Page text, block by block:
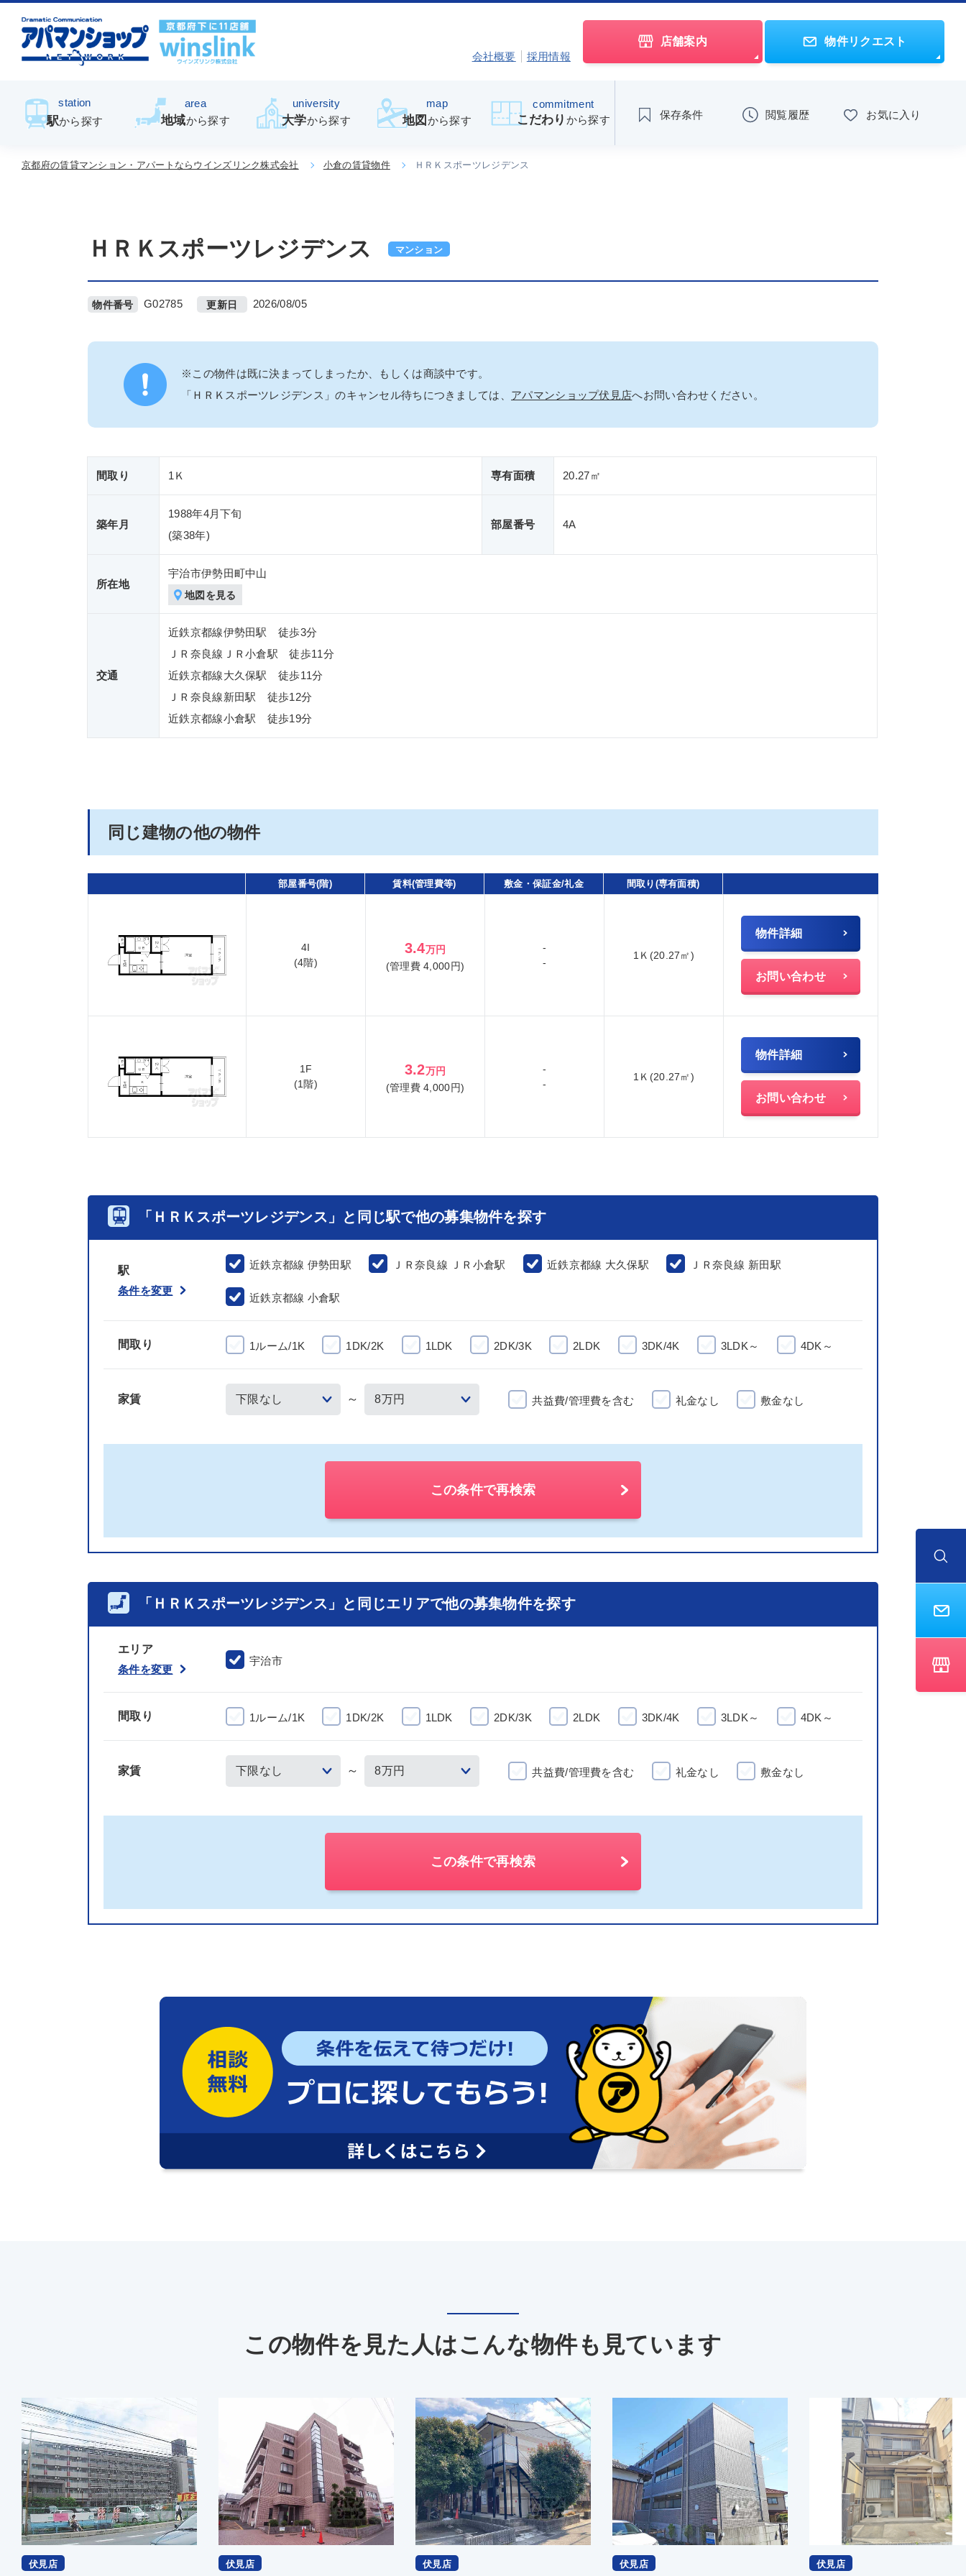
会社概要 採用情報
店舗案内 物件リクエスト
station
駅から探す
area
地域から探す
university
大学から探す
map
地図 から探す
commitment
こだわり から探す 保存条件 閲覧履歴 お気に入り
京都府の賃貸マンション・アパートならウインズリンク株式会社 小倉の賃貸物件 ＨＲＫスポーツレジデンス
マンション
ＨＲＫスポーツレジデンス
物件番号 G02785 更新日 2026/08/05
※この物件は既に決まってしまったか、もしくは商談中です。
「ＨＲＫスポーツレジデンス」のキャンセル待ちにつきましては、 アパマンショップ伏見店へお問い合わせください。
間取り 1Ｋ 専有面積 20.27㎡
築年月
1988年4月下旬
(築38年)
部屋番号 4A
所在地
宇治市伊勢田町中山
地図を見る
交通
近鉄京都線伊勢田駅 徒歩3分
ＪＲ奈良線ＪＲ小倉駅 徒歩11分
近鉄京都線大久保駅 徒歩11分
ＪＲ奈良線新田駅 徒歩12分
近鉄京都線小倉駅 徒歩19分
同じ建物の他の物件
部屋番号(階) 賃料(管理費等) 敷金・保証金/礼金 間取り(専有面積)
4I
(4階)
3.4万円
(管理費 4,000円)
-
-
1Ｋ(20.27㎡)
物件詳細
お問い合わせ
1F
(1階)
3.2万円
(管理費 4,000円)
-
-
1Ｋ(20.27㎡)
物件詳細
お問い合わせ
「ＨＲＫスポーツレジデンス」と同じ駅で他の募集物件を探す
駅
条件を変更
近鉄京都線 伊勢田駅 ＪＲ奈良線 ＪＲ小倉駅 近鉄京都線 大久保駅 ＪＲ奈良線 新田駅
近鉄京都線 小倉駅
間取り 1ルーム/1K 1DK/2K 1LDK 2DK/3K 2LDK 3DK/4K 3LDK～ 4DK～
家賃 ～ 共益費/管理費を含む 礼金なし 敷金なし
この条件で再検索
「ＨＲＫスポーツレジデンス」と同じエリアで他の募集物件を探す
エリア
条件を変更
宇治市
間取り 1ルーム/1K 1DK/2K 1LDK 2DK/3K 2LDK 3DK/4K 3LDK～ 4DK～
家賃 ～ 共益費/管理費を含む 礼金なし 敷金なし
この条件で再検索
この物件を見た人はこんな物件も見ています
伏見店 伏見店 伏見店 伏見店 伏見店